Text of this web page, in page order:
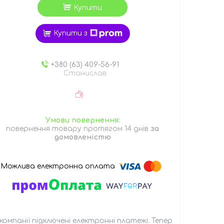
Купити
Купити з
+380 (63) 409-56-91
Станислав
повернення товару протягом 14 днів за
домовленістю
підключені електронні платежі. Тепер